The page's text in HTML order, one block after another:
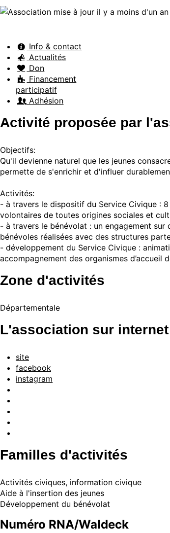
Info & contact
Actualités
Don
Financement
participatif
Adhésion
Activité proposée par
Objectifs:
Qu'il devienne naturel que les jeunes
permette de s'enrichir et d'influer
Activités:
- à travers le dispositif du Service Civique :
volontaires de toutes origines sociales et
- à travers le bénévolat : un engagement
bénévoles réalisées avec des structures
- développement du Service Civique :
accompagnement des organismes
Zone d'activités
Départementale
L'association sur internet
site
facebook
instagram
Familles d'activités
Activités civiques, information civique
Aide à l'insertion des jeunes
Développement du bénévolat
Numéro RNA/Waldeck